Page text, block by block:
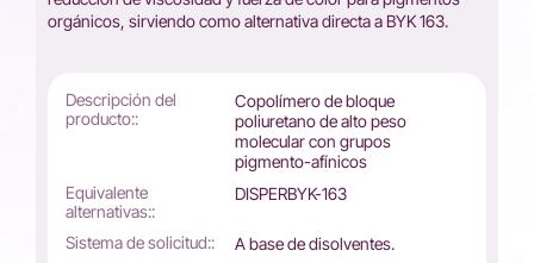
orgánicos, sirviendo como alternativa directa a BYK 163.
Descripción del
producto::
Copolímero de bloque
poliuretano de alto peso
molecular con grupos
pigmento-afínicos
Equivalente
alternativas::
DISPERBYK-163
Sistema de solicitud::
A base de disolventes.